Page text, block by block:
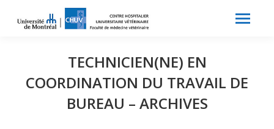
TECHNICIEN(NE) EN
COORDINATION DU TRAVAIL DE
BUREAU – ARCHIVES